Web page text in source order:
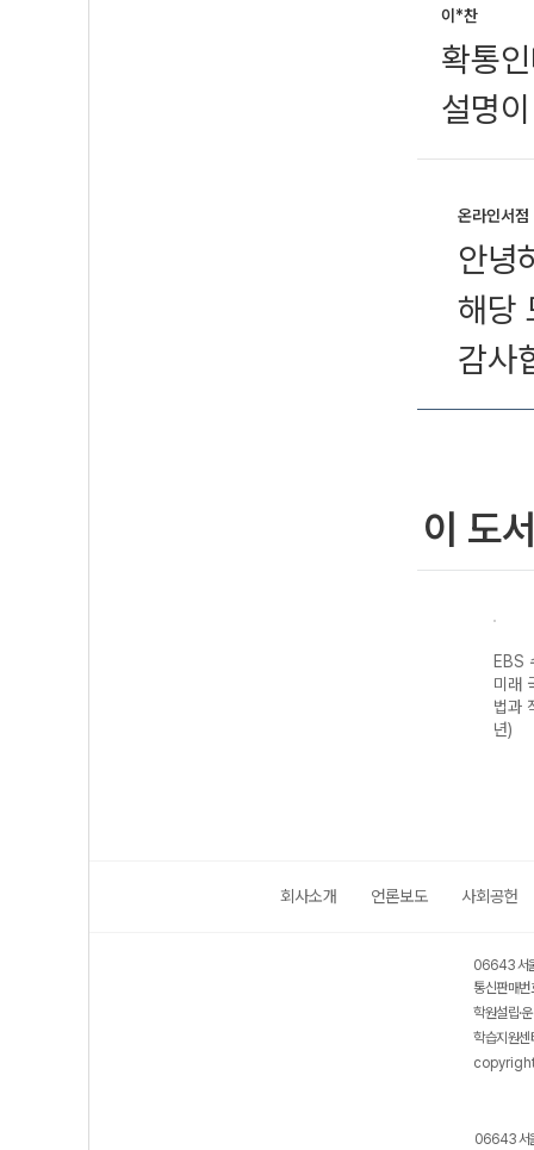
이*찬
확통
설명
온라인서점
안녕
해당
감사
이 도
EBS
미래
법과
년)
회사소개 언론보도 사회공헌
06643 서
통신판매
학원설립·
학습지원
06643 서